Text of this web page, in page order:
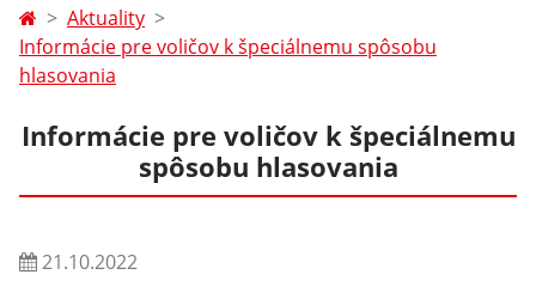
Aktuality
Informácie pre voličov k špeciálnemu spôsobu
hlasovania
Informácie pre voličov k špeciálnemu
spôsobu hlasovania
21.10.2022